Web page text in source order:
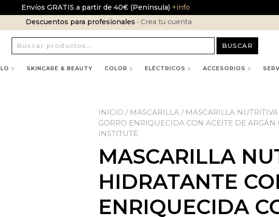
Envíos GRATIS a partir de 40€ (Península) +info
Descuentos para profesionales · Crea tu cuenta
Buscar
por:
BUSCAR
SKINCARE & BEAUTY COLOR ELÉCTRICOS ACCESORIOS
INICIO / MASCARILLA / MASCARILLA
GORRO ENRIQUECIDA CON ACEITE DE
INSTITUTE
MASCARILLA
HIDRATANTE
ENRIQUECIDA